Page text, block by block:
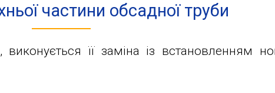
частини обсадної труби
її заміна із встановленням